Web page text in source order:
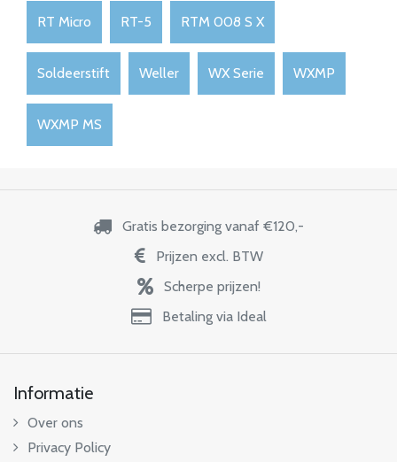
RT Micro RT-5 RTM 008 S X
Soldeerstift Weller WX Serie WXMP
WXMP MS
Gratis bezorging vanaf €120,-
Prijzen excl. BTW
Scherpe prijzen!
Betaling via Ideal
Informatie
Over ons
Privacy Policy